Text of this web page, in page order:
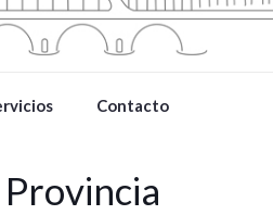
Contacto